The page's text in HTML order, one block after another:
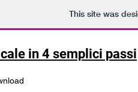
This site was
in 4 semplici passi